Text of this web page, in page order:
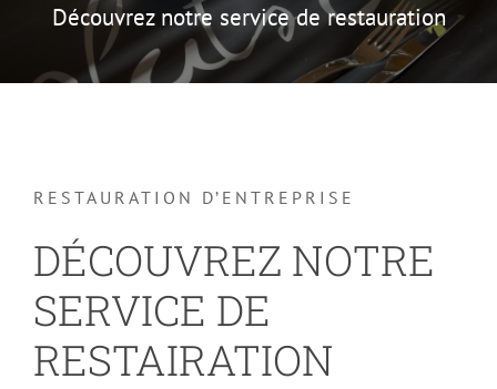
Découvrez notre service de restauration
RESTAURATION D’ENTREPRISE
DÉCOUVREZ NOTRE
SERVICE DE
RESTAIRATION